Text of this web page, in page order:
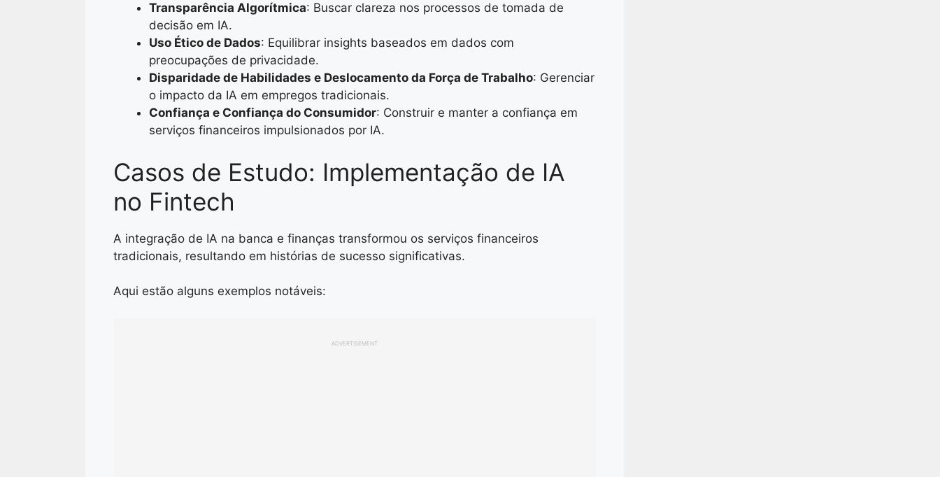
Transparência Algorítmica: Buscar clareza nos processos de tomada de
decisão em IA.
Uso Ético de Dados: Equilibrar insights baseados em dados com
preocupações de privacidade.
Disparidade de Habilidades e Deslocamento da Força de Trabalho: Gerenciar
o impacto da IA em empregos tradicionais.
Confiança e Confiança do Consumidor: Construir e manter a confiança em
serviços financeiros impulsionados por IA.
Casos de Estudo: Implementação de IA
no Fintech
A integração de IA na banca e finanças transformou os serviços financeiros
tradicionais, resultando em histórias de sucesso significativas.
Aqui estão alguns exemplos notáveis:
ADVERTISEMENT